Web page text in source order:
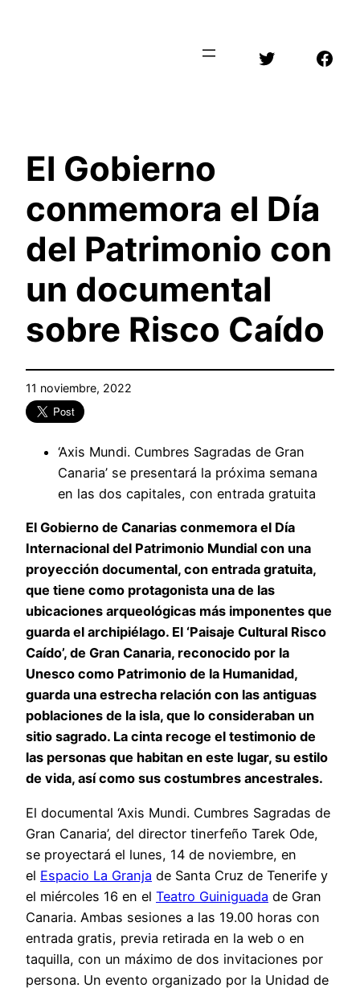
Twitter
El Gobierno
conmemora el Día
del Patrimonio con
un documental
sobre Risco Caído
11 noviembre, 2022
‘Axis Mundi. Cumbres Sagradas de Gran
Canaria’ se presentará la próxima semana
en las dos capitales, con entrada gratuita
El Gobierno de Canarias conmemora el Día
Internacional del Patrimonio Mundial con una
proyección documental, con entrada gratuita,
que tiene como protagonista una de las
ubicaciones arqueológicas más imponentes que
guarda el archipiélago. El ‘Paisaje Cultural Risco
Caído’, de Gran Canaria, reconocido por la
Unesco como Patrimonio de la Humanidad,
guarda una estrecha relación con las antiguas
poblaciones de la isla, que lo consideraban un
sitio sagrado. La cinta recoge el testimonio de
las personas que habitan en este lugar, su estilo
de vida, así como sus costumbres ancestrales.
El documental ‘Axis Mundi. Cumbres Sagradas de
Gran Canaria’, del director tinerfeño Tarek Ode,
se proyectará el lunes, 14 de noviembre, en
el Espacio La Granja de Santa Cruz de Tenerife y
el miércoles 16 en el Teatro Guiniguada de Gran
Canaria. Ambas sesiones a las 19.00 horas con
entrada gratis, previa retirada en la web o en
taquilla, con un máximo de dos invitaciones por
persona. Un evento organizado por la Unidad de